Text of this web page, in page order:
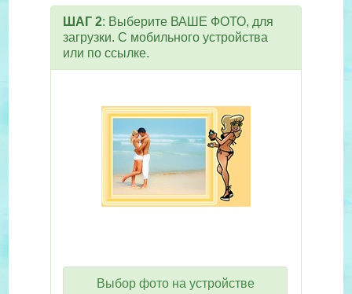
ШАГ 2: Выберите ВАШЕ ФОТО, для
загрузки. С мобильного устройства
или по ссылке.
Выбор фото на устройстве